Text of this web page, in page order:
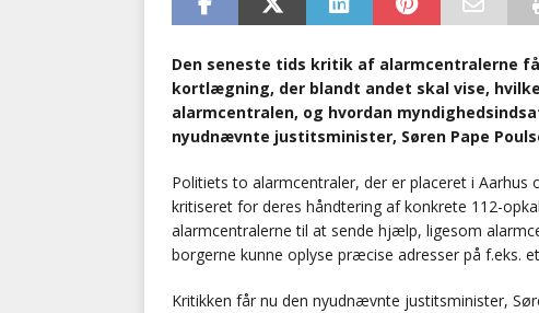
Den seneste tids kritik af alarmcentralerne
kortlægning, der blandt andet skal vise,
alarmcentralen, og hvordan
nyudnævnte justitsminister, Søren Pape
Politiets to alarmcentraler, der er placeret i Aarhus
kritiseret for deres håndtering af konkrete 112-
alarmcentralerne til at sende hjælp, ligesom
borgerne kunne oplyse præcise adresser på f.eks.
Kritikken får nu den nyudnævnte justitsminister,